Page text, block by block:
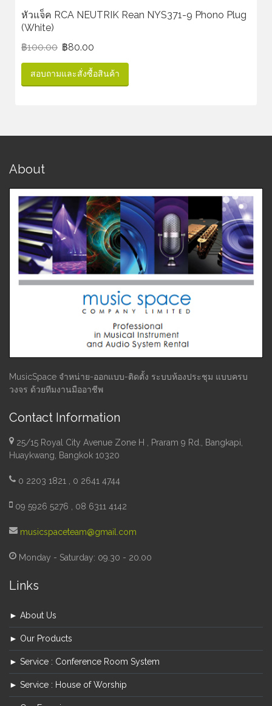
หัวแจ็ค RCA NEUTRIK Rean NYS371-9 Phono Plug
(White)
฿100.00 ฿80.00
สอบถามและสั่งซื้อสินค้า
About
MusicSpace จำหน่าย-ออกแบบ-ติดตั้ง ระบบห้องประชุม แบบครบ
วงจร ด้วยทีมงานมืออาชีพ
Contact Information
25/15 Royal City Avenue Zone H , Praram 9 Rd., Bangkapi,
Huaykwang, Bangkok 10320
0 2203 1821 , 0 2641 4744
09 5926 5276 , 08 6311 4142
musicspaceteam@gmail.com
Monday - Saturday: 09.30 - 20.00
Links
► About Us
► Our Products
► Service : Conference Room System
► Service : House of Worship